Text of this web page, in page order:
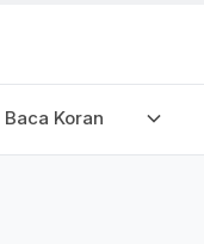
Baca Koran